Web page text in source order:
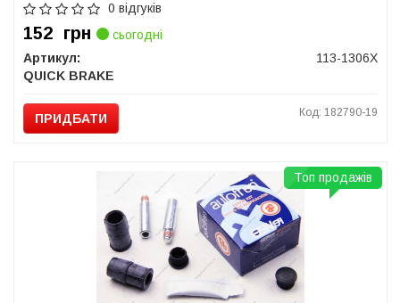
0 відгуків
152 грн
сьогодні
Артикул:
113-1306X
QUICK BRAKE
ПРИДБАТИ Код: 182790-19
Топ продажів